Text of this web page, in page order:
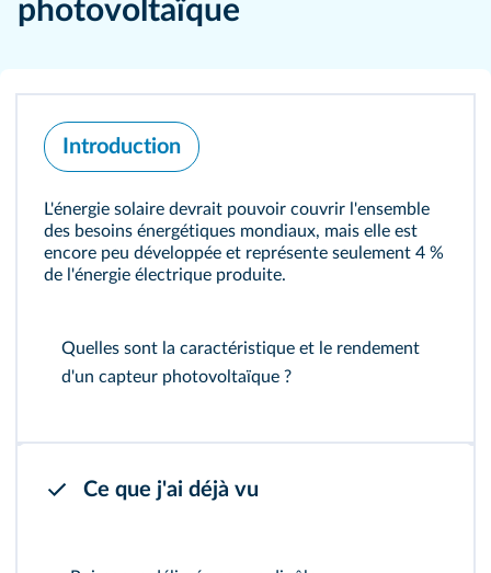
photovoltaïque
Introduction
L'énergie solaire devrait pouvoir couvrir l'ensemble
des besoins énergétiques mondiaux, mais elle est
encore peu développée et représente seulement 4 %
de l'énergie électrique produite.
Quelles sont la caractéristique et le rendement
d'un capteur photovoltaïque ?
Ce que j'ai déjà vu